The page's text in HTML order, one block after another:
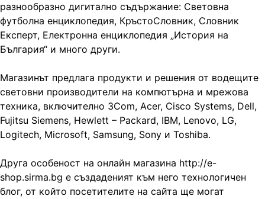
разнообразно дигитално съдържание: Световна
футболна енциклопедия, КръстоСловник, Словник
Експерт, Електронна енциклопедия „История на
България“ и много други.
Магазинът предлага продукти и решения от водещите
световни производители на компютърна и мрежова
техника, включително 3Com, Acer, Cisco Systems, Dell,
Fujitsu Siemens, Hewlett – Packard, IBM, Lenovo, LG,
Logitech, Microsoft, Samsung, Sony и Toshiba.
Друга особеност на онлайн магазина http://e-
shop.sirma.bg е създаденият към него технологичен
блог, от който посетителите на сайта ще могат